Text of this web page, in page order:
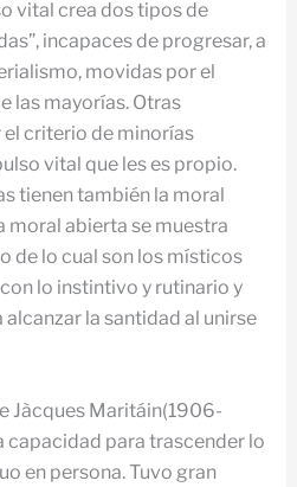
vital crea dos tipos de
incapaces de progresar, a
movidas por el
las mayorías. Otras
el criterio de minorías
vital que les es propio.
tienen también la moral
moral abierta se muestra
de lo cual son los místicos
lo instintivo y rutinario y
la santidad al unirse
Jàcques Maritáin(1906-
capacidad para trascender lo
en persona. Tuvo gran